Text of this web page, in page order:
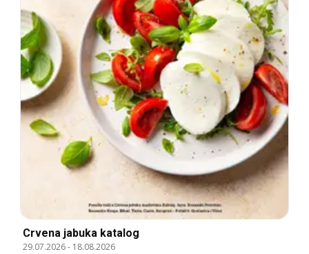
Crvena jabuka katalog
29.07.2026- 18.08.2026